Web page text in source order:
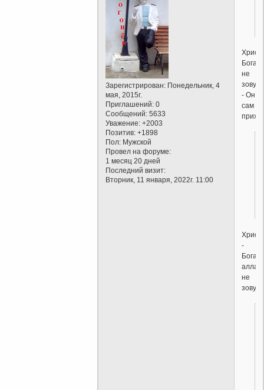
Зарегистрирован: Понедельник, 4
мая, 2015г.
Приглашений: 0
Сообщений: 5633
Уважение: +2003
Позитив: +1898
Пол: Мужской
Провел на форуме:
1 месяц 20 дней
Последний визит:
Вторник, 11 января, 2022г. 11:00
Бога
не
зовут
- Он
сам
-
Бога
не
зовут